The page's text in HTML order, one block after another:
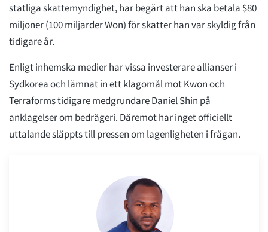
statliga skattemyndighet, har begärt att han ska betala $80
miljoner (100 miljarder Won) för skatter han var skyldig från
tidigare år.
Enligt inhemska medier har vissa investerare allianser i
Sydkorea och lämnat in ett klagomål mot Kwon och
Terraforms tidigare medgrundare Daniel Shin på
anklagelser om bedrägeri. Däremot har inget officiellt
uttalande släppts till pressen om lagenligheten i frågan.